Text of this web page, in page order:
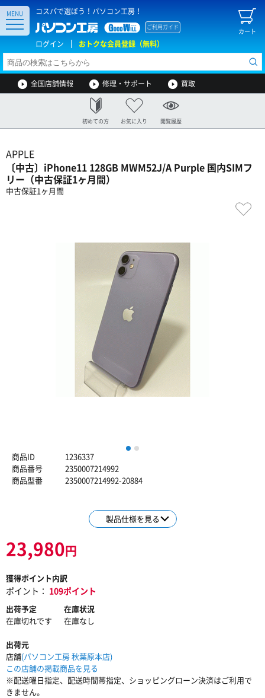
コスパで選ぼう！パソコン工房！
カート
ご利用ガイド
ログイン おトクな会員登録（無料）
MENU
全国店舗情報 修理・サポート 買取
初めての方 お気に入り 閲覧履歴
APPLE
〔中古〕iPhone11 128GB MWM52J/A Purple 国内SIMフ
リー（中古保証1ヶ月間）
中古保証1ヶ月間
1
商品ID
1236337
商品番号
2350007214992
商品型番
2350007214992-20884
製品仕様を見る
23,980円
獲得ポイント内訳
ポイント： 109ポイント
出荷予定
在庫切れです
在庫状況
在庫なし
出荷元
店舗(パソコン工房 秋葉原本店)
この店舗の掲載商品を見る
※配送曜日指定、配送時間帯指定、ショッピングローン決済はご利用で
きません。